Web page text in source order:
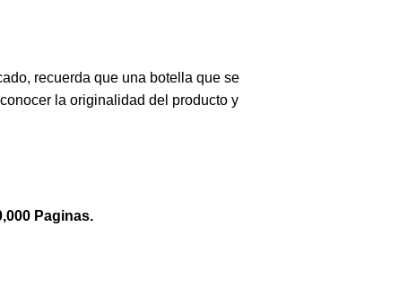
recuerda que una botella que se
la originalidad del producto y
Paginas.